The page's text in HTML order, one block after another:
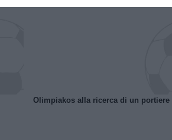
Olimpiakos alla ricerca di un portiere